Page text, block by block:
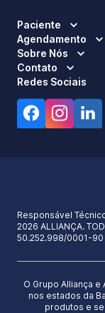
Paciente
Agendamento
Sobre Nós
Contato
Redes Sociais
Responsável
2026 ALLIANÇA.
50.252.998/0001-90
O Grupo Alliança e
nos estados da
produtos e